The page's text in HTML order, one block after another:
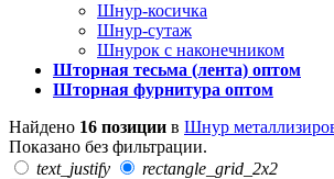
Шнур-косичка
Шнур-сутаж
Шнурок с наконечником
Шторная тесьма (лента) оптом
Шторная фурнитура оптом
Найдено 16 позиции в Шнур
Показано без фильтрации.
text_justify
rectangle_grid_2x2